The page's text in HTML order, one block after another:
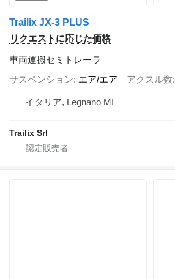
Trailix JX-3 PLUS
リクエストに応じた価格
車両運搬セミトレーラ
サスペンション エア/エア アクスル数
イタリア, Legnano MI
Trailix Srl